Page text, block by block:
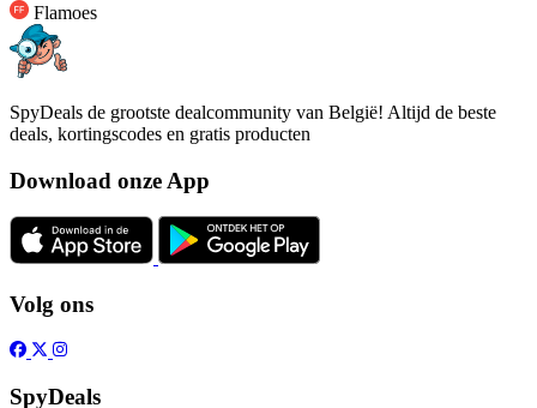
Flamoes
SpyDeals de grootste dealcommunity van België! Altijd de beste
deals, kortingscodes en gratis producten
Download onze App
Volg ons
SpyDeals